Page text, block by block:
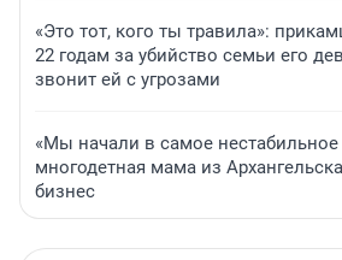
«Это тот, кого ты травила»:
22 годам за убийство семьи его
звонит ей с угрозами
«Мы начали в самое нестабильное
многодетная мама из
бизнес